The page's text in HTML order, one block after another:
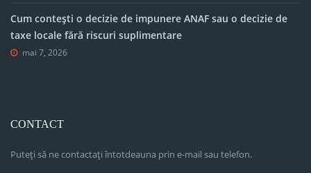
Cum contești o decizie de impunere ANAF sau o decizie de
taxe locale fără riscuri suplimentare
mai 7, 2026
CONTACT
Puteți să ne contactați întotdeauna prin e-mail sau telefon.